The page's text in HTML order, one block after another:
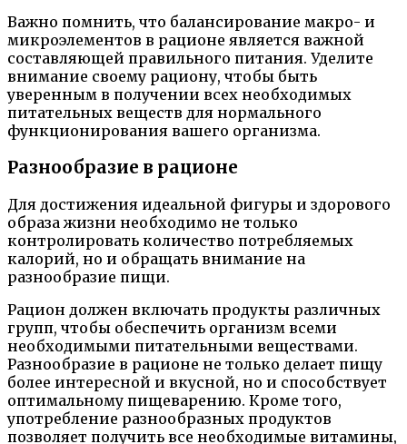
Важно помнить, что балансирование макро- и
микроэлементов в рационе является важной
составляющей правильного питания. Уделите
внимание своему рациону, чтобы быть
уверенным в получении всех необходимых
питательных веществ для нормального
функционирования вашего организма.
Разнообразие в рационе
Для достижения идеальной фигуры и здорового
образа жизни необходимо не только
контролировать количество потребляемых
калорий, но и обращать внимание на
разнообразие пищи.
Рацион должен включать продукты различных
групп, чтобы обеспечить организм всеми
необходимыми питательными веществами.
Разнообразие в рационе не только делает пищу
более интересной и вкусной, но и способствует
оптимальному пищеварению. Кроме того,
употребление разнообразных продуктов
позволяет получить все необходимые витамины,